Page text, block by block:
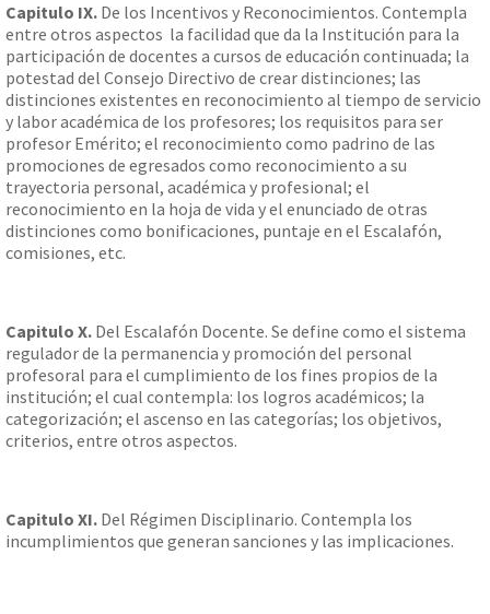
Capitulo IX. De los Incentivos y Reconocimientos. Contempla
entre otros aspectos la facilidad que da la Institución para la
participación de docentes a cursos de educación continuada; la
potestad del Consejo Directivo de crear distinciones; las
distinciones existentes en reconocimiento al tiempo de servicio
y labor académica de los profesores; los requisitos para ser
profesor Emérito; el reconocimiento como padrino de las
promociones de egresados como reconocimiento a su
trayectoria personal, académica y profesional; el
reconocimiento en la hoja de vida y el enunciado de otras
distinciones como bonificaciones, puntaje en el Escalafón,
comisiones, etc.
Capitulo X. Del Escalafón Docente. Se define como el sistema
regulador de la permanencia y promoción del personal
profesoral para el cumplimiento de los fines propios de la
institución; el cual contempla: los logros académicos; la
categorización; el ascenso en las categorías; los objetivos,
criterios, entre otros aspectos.
Capitulo XI. Del Régimen Disciplinario. Contempla los
incumplimientos que generan sanciones y las implicaciones.